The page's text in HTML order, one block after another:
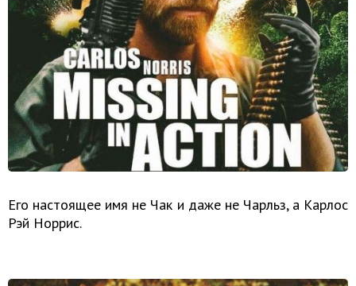
Его настоящее имя не Чак и даже не Чарльз, а Карлос
Рэй Норрис.